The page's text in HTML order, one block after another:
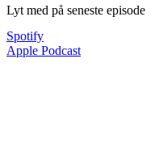
Lyt med på seneste episode
Spotify
Apple Podcast